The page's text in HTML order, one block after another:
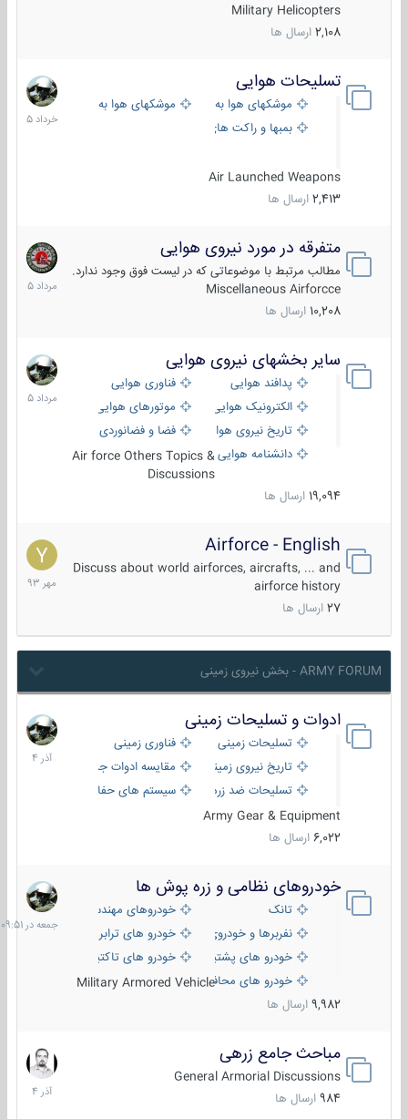
Military Helicopters
2,108 ارسال ها
تسلیحات هوایی
موشکهای هوا به هوا
موشکهای هوا به سطح
بمبها و راکت های هوایی
Air Launched Weapons
2,413 ارسال ها
30
خرداد
1405
متفرقه در مورد نیروی هوایی
مطالب مرتبط با موضوعاتی که در لیست فوق وجود ندارد.
Miscellaneous Airforcce
10,208 ارسال ها
7
مرداد
1405
سایر بخشهای نیروی هوایی
پدافند هوایی
فناوری هوایی
الکترونیک هوایی
موتورهای هوایی
تاریخ نیروی هوایی
فضا و فضانوردی
دانشنامه هواییAir force Others Topics &
Discussions
19,094 ارسال ها
2
مرداد
1405
Airforce - English
Discuss about world airforces, aircrafts, ... and
airforce history
27 ارسال ها
15
مهر
1393
ARMY FORUM - بخش نیروی زمینی
ادوات و تسلیحات زمینی
تسلیحات زمینی
فناوری زمینی
تاریخ نیروی زمینی
مقایسه ادوات جنگی
تسلیحات ضد زره
سیستم های حفاظت فعال
Army Gear & Equipment
6,022 ارسال ها
21
آذر
1404
خودروهای نظامی و زره پوش ها
تانک
خودروهای مهندسی
نفربرها و خودروی های رزمی پیاده نظام
خودرو های ترابری نظامی
خودرو های پشتیبانی آتش ، شناسایی و ضد تانک
خودرو های تاکتیکی نظامی
خودرو های محافظت شدهMilitary Armored Vehicle
9,982 ارسال ها
جمعه
در
09:51
مباحث جامع زرهی
General Armorial Discussions
984 ارسال ها
7
آذر
1404